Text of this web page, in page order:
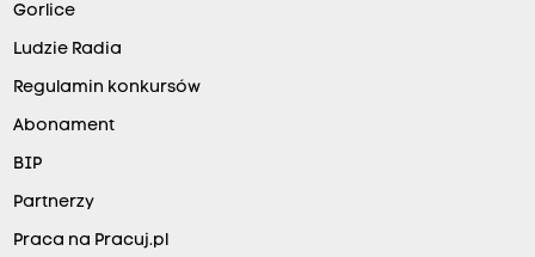
Gorlice
Ludzie Radia
Regulamin konkursów
Abonament
BIP
Partnerzy
Praca na Pracuj.pl